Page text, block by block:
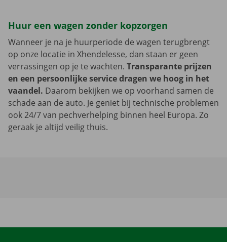
Huur een wagen zonder kopzorgen
Wanneer je na je huurperiode de wagen terugbrengt
op onze locatie in Xhendelesse, dan staan er geen
verrassingen op je te wachten. Transparante prijzen
en een persoonlijke service dragen we hoog in het
vaandel. Daarom bekijken we op voorhand samen de
schade aan de auto. Je geniet bij technische problemen
ook 24/7 van pechverhelping binnen heel Europa. Zo
geraak je altijd veilig thuis.